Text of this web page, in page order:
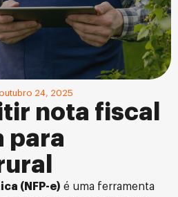
24, 2025
nota fiscal
para
(NFP-e) é uma ferramenta